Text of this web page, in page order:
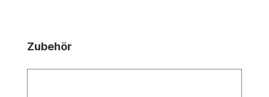
Produktgalerie überspringen
Zubehör